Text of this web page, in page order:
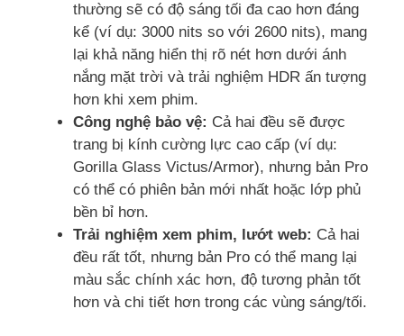
thường sẽ có độ sáng tối đa cao hơn đáng
kể (ví dụ: 3000 nits so với 2600 nits), mang
lại khả năng hiển thị rõ nét hơn dưới ánh
nắng mặt trời và trải nghiệm HDR ấn tượng
hơn khi xem phim.
Công nghệ bảo vệ: Cả hai đều sẽ được
trang bị kính cường lực cao cấp (ví dụ:
Gorilla Glass Victus/Armor), nhưng bản Pro
có thể có phiên bản mới nhất hoặc lớp phủ
bền bỉ hơn.
Trải nghiệm xem phim, lướt web: Cả hai
đều rất tốt, nhưng bản Pro có thể mang lại
màu sắc chính xác hơn, độ tương phản tốt
hơn và chi tiết hơn trong các vùng sáng/tối.